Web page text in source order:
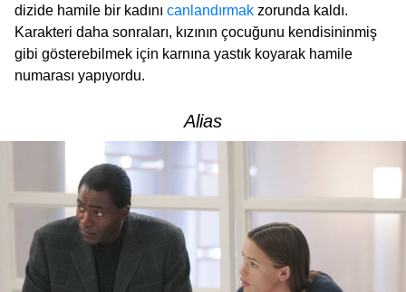
dizide hamile bir kadını canlandırmak zorunda kaldı.
Karakteri daha sonraları, kızının çocuğunu kendisininmiş
gibi gösterebilmek için karnına yastık koyarak hamile
numarası yapıyordu.
Alias